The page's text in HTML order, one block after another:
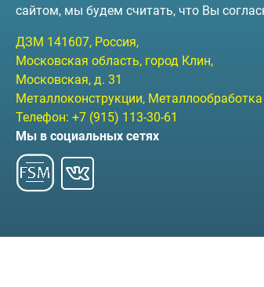
сайтом, мы будем считать, что Вы
ДЗМ 141607, Россия,
Московская область, город Клин,
Московская, д. 31
Металлоконструкции, Металлообработка
Телефон: +7 (915) 113-30-61
Мы в социальных сетях